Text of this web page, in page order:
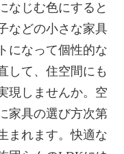
なじむ色にすると
などの小さな家具
になって個性的な
して、住空間にも
現しませんか。空
家具の選び方次第
まれます。快適な